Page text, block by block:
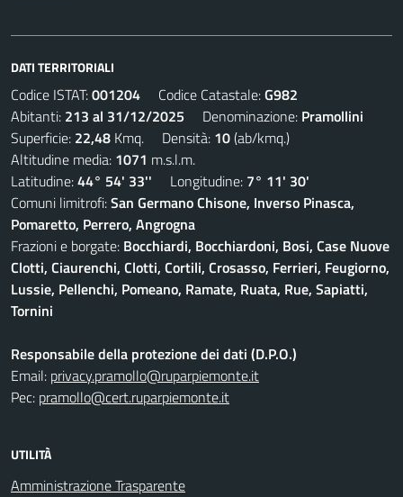
DATI TERRITORIALI
Codice ISTAT:001204 Codice Catastale:G982
Abitanti: 213 al 31/12/2025 Denominazione: Pramollini
Superficie: 22,48 Kmq. Densità: 10(ab/kmq.)
Altitudine media: 1071 m.s.l.m.
Latitudine:44° 54' 33'' Longitudine: 7° 11' 30'
Comuni limitrofi:San Germano Chisone, Inverso Pinasca,
Pomaretto, Perrero, Angrogna
Frazioni e borgate: Bocchiardi, Bocchiardoni, Bosi, Case Nuove
Clotti, Ciaurenchi, Clotti, Cortili, Crosasso, Ferrieri, Feugiorno,
Lussie, Pellenchi, Pomeano, Ramate, Ruata, Rue, Sapiatti,
Tornini
Responsabile della protezione dei dati (D.P.O.)
Email: privacy.pramollo@ruparpiemonte.it
Pec: pramollo@cert.ruparpiemonte.it
UTILITÀ
Amministrazione Trasparente